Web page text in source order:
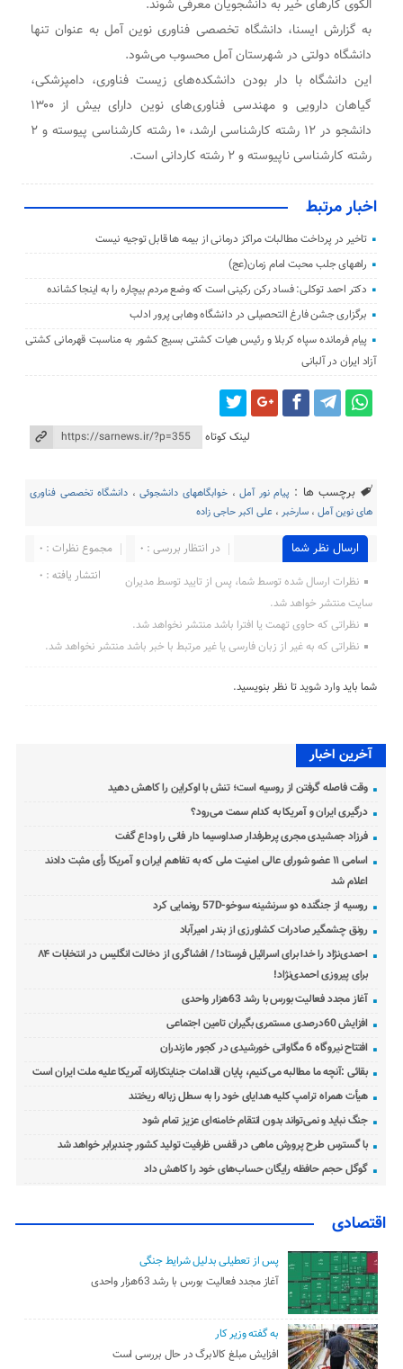
الگوی کارهای خیر به دانشجویان معرفی شوند.
به گزارش ایسنا، دانشگاه تخصصی فناوری ‌نوین آمل به عنوان تنها
دانشگاه دولتی در شهرستان آمل محسوب می‌شود.
این دانشگاه با دار بودن دانشکده‌های زیست فناوری، دامپزشکی،
گیاهان دارویی و مهندسی فناوری‌های نوین دارای بیش از ۱۳۰۰
دانشجو در ۱۲ رشته کارشناسی ارشد، ۱۰ رشته کارشناسی پیوسته و ۲
رشته کارشناسی ناپیوسته و ۲ رشته کاردانی است.
اخبار مرتبط
تاخیر در پرداخت مطالبات مراکز درمانی از بیمه ها قابل توجیه نیست
راههای جلب محبت امام زمان(عج)
دکتر احمد توکلی: فساد رکن رکینی است که وضع مردم بیچاره را به اینجا کشانده
برگزاری جشن فارغ التحصیلی در دانشگاه وهابی پرور ادلب
پیام فرمانده سپاه کربلا و رئیس هیات کشتی بسیج کشور به مناسبت قهرمانی کشتی
آزاد ایران در آلبانی
لینک کوتاه
برچسب ها : پیام نور آمل،خوابگاههای دانشجوئی، دانشگاه تخصصی فناوری
های نوین آمل ،سارخبر ،علی اکبر حاجی زاده
ارسال نظر شما مجموع نظرات : 0
در انتظار بررسی : 0
انتشار یافته : 0
نظرات ارسال شده توسط شما، پس از تایید توسط مدیران
سایت منتشر خواهد شد.
نظراتی که حاوی تهمت یا افترا باشد منتشر نخواهد شد.
نظراتی که به غیر از زبان فارسی یا غیر مرتبط با خبر باشد منتشر نخواهد شد.
شما بایدوارد شویدتا نظر بنویسید.
آخرین اخبار
وقت فاصله گرفتن از روسیه است؛ تنش با اوکراین را کاهش دهید
درگیری ایران و آمریکا به کدام سمت می‌رود؟
فرزاد جمشیدی مجری پرطرفدار صداوسیما دار فانی را وداع گفت
اسامی ۱۱ عضو شورای عالی امنیت ملی که به تفاهم ایران و آمریکا رأی مثبت دادند
اعلام شد
روسیه از جنگنده دو سرنشینه سوخو-57D رونمایی کرد
رونق چشمگیر صادرات کشاورزی از بندر امیرآباد
احمدی‌نژاد را خدا برای اسرائیل فرستاد! / افشاگری از دخالت انگلیس در انتخابات ۸۴
برای پیروزی احمدی‌نژاد!
آغاز مجدد فعالیت بورس با رشد 63هزار واحدی
افزایش 60درصدی مستمری بگیران تامین اجتماعی
افتتاح نیروگاه 6 مگاواتی خورشیدی در کجور مازندران
بقائی :آنچه ما مطالبه می‌کنیم، پایان اقدامات جنایتکارانه آمریکا علیه ملت ایران است
هیأت همراه ترامپ کلیه هدایای خود را به سطل زباله ریختند
جنگ نباید و نمی‌تواند بدون انتقام خامنه‌ای عزیز تمام شود
با گسترس طرح پرورش ماهی در قفس ظرفیت تولید کشور چندبرابر خواهد شد
گوگل حجم حافظه رایگان حساب‌های خود را کاهش داد
اقتصادی
پس از تعطیلی بدلیل شرایط جنگی
آغاز مجدد فعالیت بورس با رشد 63هزار واحدی
به گفته وزیر کار
افزایش مبلغ کالابرگ در حال بررسی است